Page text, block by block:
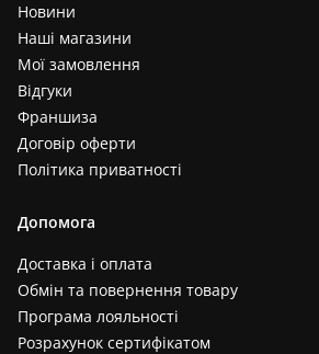
Новини
Наші магазини
Мої замовлення
Відгуки
Франшиза
Договір оферти
Політика приватності
Допомога
Доставка і оплата
Обмін та повернення товару
Програма лояльності
Розрахунок сертифікатом